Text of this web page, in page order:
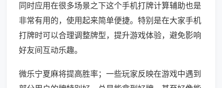
同时应用在很多场景之下这个手机打牌计算辅助也是
非常有用的，使用起来简单便捷。特别是在大家手机
打牌时可以合理调整牌型，提升游戏体验，避免影响
好友间互动乐趣。
微乐宁夏麻将提高胜率；一些玩家反映在游戏中遇到